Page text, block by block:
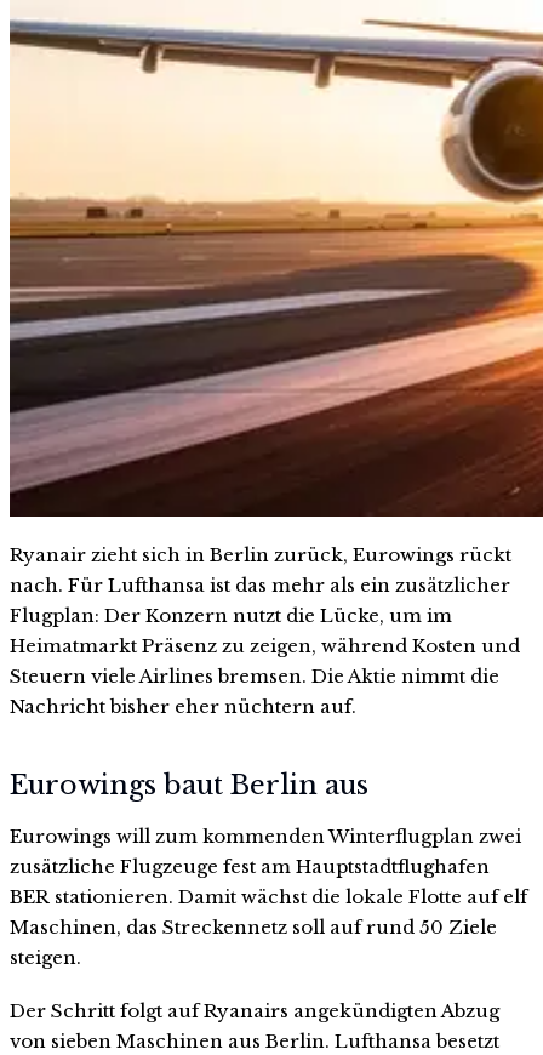
Ryanair zieht sich in Berlin zurück, Eurowings rückt
nach. Für Lufthansa ist das mehr als ein zusätzlicher
Flugplan: Der Konzern nutzt die Lücke, um im
Heimatmarkt Präsenz zu zeigen, während Kosten und
Steuern viele Airlines bremsen. Die Aktie nimmt die
Nachricht bisher eher nüchtern auf.
Eurowings baut Berlin aus
Eurowings will zum kommenden Winterflugplan zwei
zusätzliche Flugzeuge fest am Hauptstadtflughafen
BER stationieren. Damit wächst die lokale Flotte auf elf
Maschinen, das Streckennetz soll auf rund 50 Ziele
steigen.
Der Schritt folgt auf Ryanairs angekündigten Abzug
von sieben Maschinen aus Berlin. Lufthansa besetzt